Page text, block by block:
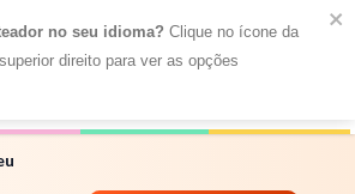
MENU
no seu idioma? Clique no ícone da
direito para ver as opções